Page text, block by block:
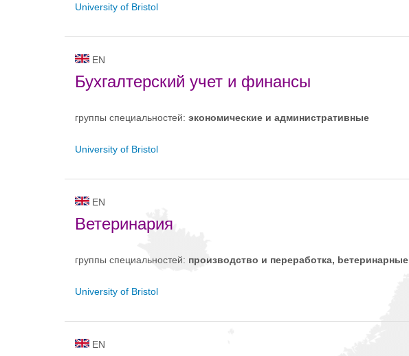
University of Bristol
EN
Бухгалтерский учет и финансы
группы специальностей: экономические и административные
University of Bristol
EN
Ветеринария
группы специальностей: производство и пepepaбoткa, bетеринарные
University of Bristol
EN